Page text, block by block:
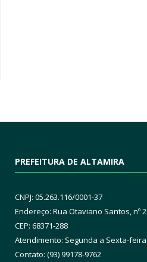
PREFEITURA DE ALTAMIRA
CNPJ: 05.263.116/0001-37
Endereço: Rua Otaviano Santos, nº
CEP: 68371-288
Atendimento: Segunda a Sexta-feira
Contato: (93) 99178-9762